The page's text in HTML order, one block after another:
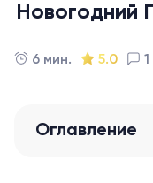
Новогодний
6 мин. 5.0 1
Оглавление